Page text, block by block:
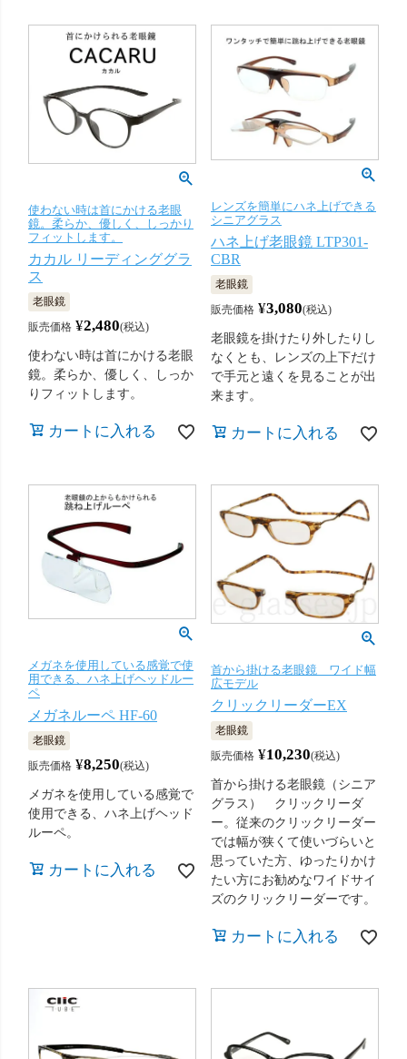
使わない時は首にかける老眼
鏡。柔らか、優しく、しっかり
フィットします。
カカル リーディンググラ
ス
老眼鏡
販売価格 ¥2,480 税込
使わない時は首にかける老眼
鏡。柔らか、優しく、しっか
りフィットします。
カートに入れる
レンズを簡単にハネ上げできる
シニアグラス
ハネ上げ老眼鏡 LTP301-
CBR
老眼鏡
販売価格 ¥3,080 税込
老眼鏡を掛けたり外したりし
なくとも、レンズの上下だけ
で手元と遠くを見ることが出
来ます。
カートに入れる
メガネを使用している感覚で使
用できる、ハネ上げヘッドルー
ペ
メガネルーペ HF-60
老眼鏡
販売価格 ¥8,250 税込
メガネを使用している感覚で
使用できる、ハネ上げヘッド
ルーペ。
カートに入れる
首から掛ける老眼鏡 ワイド幅
広モデル
クリックリーダーEX
老眼鏡
販売価格 ¥10,230 税込
首から掛ける老眼鏡（シニア
グラス） クリックリーダ
ー。従来のクリックリーダー
では幅が狭くて使いづらいと
思っていた方、ゆったりかけ
たい方にお勧めなワイドサイ
ズのクリックリーダーです。
カートに入れる